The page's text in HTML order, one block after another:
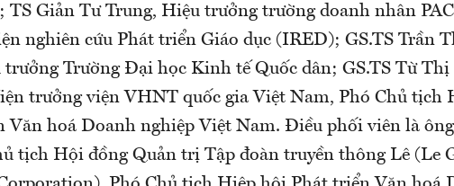
TS Giản Tư Trung, Hiệu trưởng trường doanh nhân
nghiên cứu Phát triển Giáo dục (IRED); GS.TS Trần
trưởng Trường Đại học Kinh tế Quốc dân; GS.TS Từ Thị
trưởng viện VHNT quốc gia Việt Nam, Phó Chủ tịch
Văn hoá Doanh nghiệp Việt Nam. Điều phối viên là
tịch Hội đồng Quản trị Tập đoàn truyền thông Lê (Le